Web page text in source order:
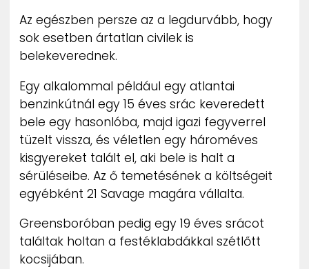
Az egészben persze az a legdurvább, hogy
sok esetben ártatlan civilek is
belekeverednek.
Egy alkalommal például egy atlantai
benzinkútnál egy 15 éves srác keveredett
bele egy hasonlóba, majd igazi fegyverrel
tüzelt vissza, és véletlen egy hároméves
kisgyereket talált el, aki bele is halt a
sérüléseibe. Az ő temetésének a költségeit
egyébként 21 Savage magára vállalta.
Greensboróban pedig egy 19 éves srácot
találtak holtan a festéklabdákkal szétlőtt
kocsijában.